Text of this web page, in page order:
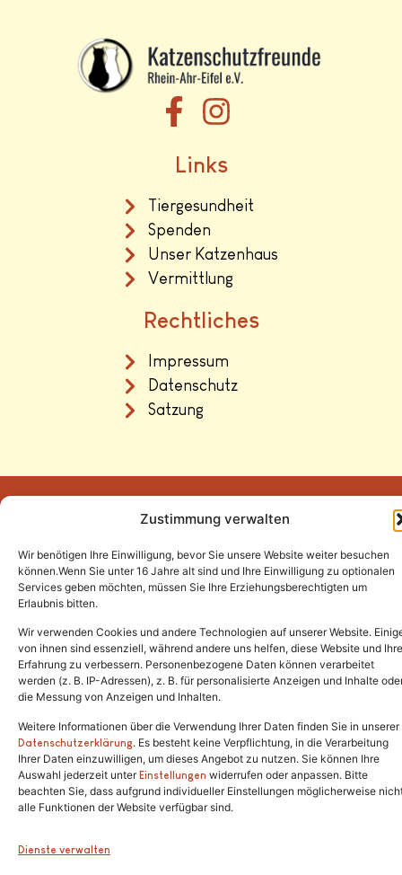
Zustimmung verwalten
Wir benötigen Ihre Einwilligung, bevor Sie unsere Website weiter besuchen
können.Wenn Sie unter 16 Jahre alt sind und Ihre Einwilligung zu optionalen
Services geben möchten, müssen Sie Ihre Erziehungsberechtigten um
Erlaubnis bitten.
Wir verwenden Cookies und andere Technologien auf unserer Website.
von ihnen sind essenziell, während andere uns helfen, diese Website und Ihre
Erfahrung zu verbessern. Personenbezogene Daten können verarbeitet
werden (z. B. IP-Adressen), z. B. für personalisierte Anzeigen und Inhalte
die Messung von Anzeigen und Inhalten.
Weitere Informationen über die Verwendung Ihrer Daten finden Sie in unserer
Datenschutzerklärung. Es besteht keine Verpflichtung, in die Verarbeitung
Ihrer Daten einzuwilligen, um dieses Angebot zu nutzen. Sie können Ihre
Auswahl jederzeit unterEinstellungen widerrufen oder anpassen. Bitte
beachten Sie, dass aufgrund individueller Einstellungen möglicherweise
alle Funktionen der Website verfügbar sind.
Dienste verwalten
Links
Tiergesundheit
Spenden
Unser Katzenhaus
Vermittlung
Rechtliches
Impressum
Datenschutz
Satzung
Copyright © 2024. Alle Rechte vorbehalten.
Tel.:(02646) 915928
info@katzenschutzfreunde.de
Im Brandenfeld 22
53426 Schalkenbach